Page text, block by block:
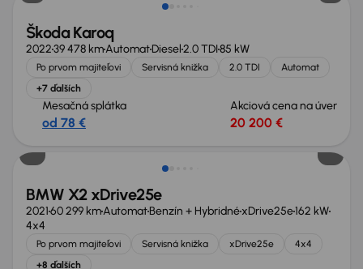
Škoda Karoq
202239 478 kmAutomatDiesel2.0 TDI85 kW
Po prvom majiteľovi Servisná knižka 2.0 TDI
Automat
+7 ďalších
Mesačná splátka
od 78 €
Akciová cena na úver
20 200 €
BMW X2 xDrive25e
202160 299 kmAutomatBenzín + HybridnéxDrive25e162 kW
4x4
Po prvom majiteľovi Servisná knižka xDrive25e
4x4
+8 ďalších